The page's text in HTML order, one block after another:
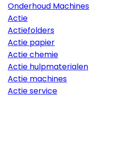
Onderhoud Machines
Actie
Actiefolders
Actie papier
Actie chemie
Actie hulpmaterialen
Actie machines
Actie service